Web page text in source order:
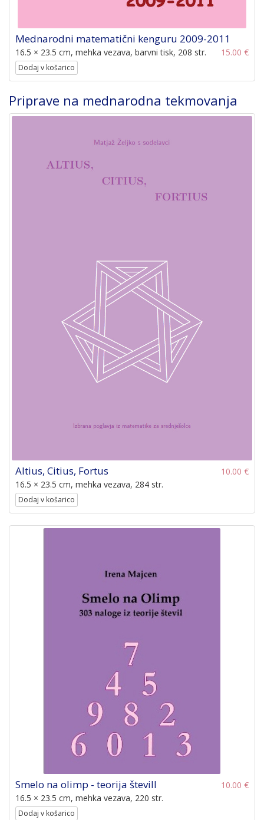
Mednarodni matematični kenguru 2009-2011
15.00 €
16.5 × 23.5 cm, mehka vezava, barvni tisk, 208 str.
Dodaj v košarico
Priprave na mednarodna tekmovanja
Altius, Citius, Fortus
10.00 €
16.5 × 23.5 cm, mehka vezava, 284 str.
Dodaj v košarico
Smelo na olimp - teorija števill
10.00 €
16.5 × 23.5 cm, mehka vezava, 220 str.
Dodaj v košarico